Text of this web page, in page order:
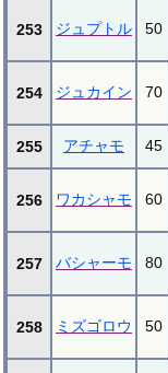
253 ジュプトル 50
254 ジュカイン 70
255 アチャモ 45
256 ワカシャモ 60
257 バシャーモ 80
258 ミズゴロウ 50